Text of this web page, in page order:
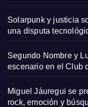
Solarpunk y justicia
una disputa
Segundo Nombre y
escenario en el Club
Miguel Jáuregui se
rock, emoción y